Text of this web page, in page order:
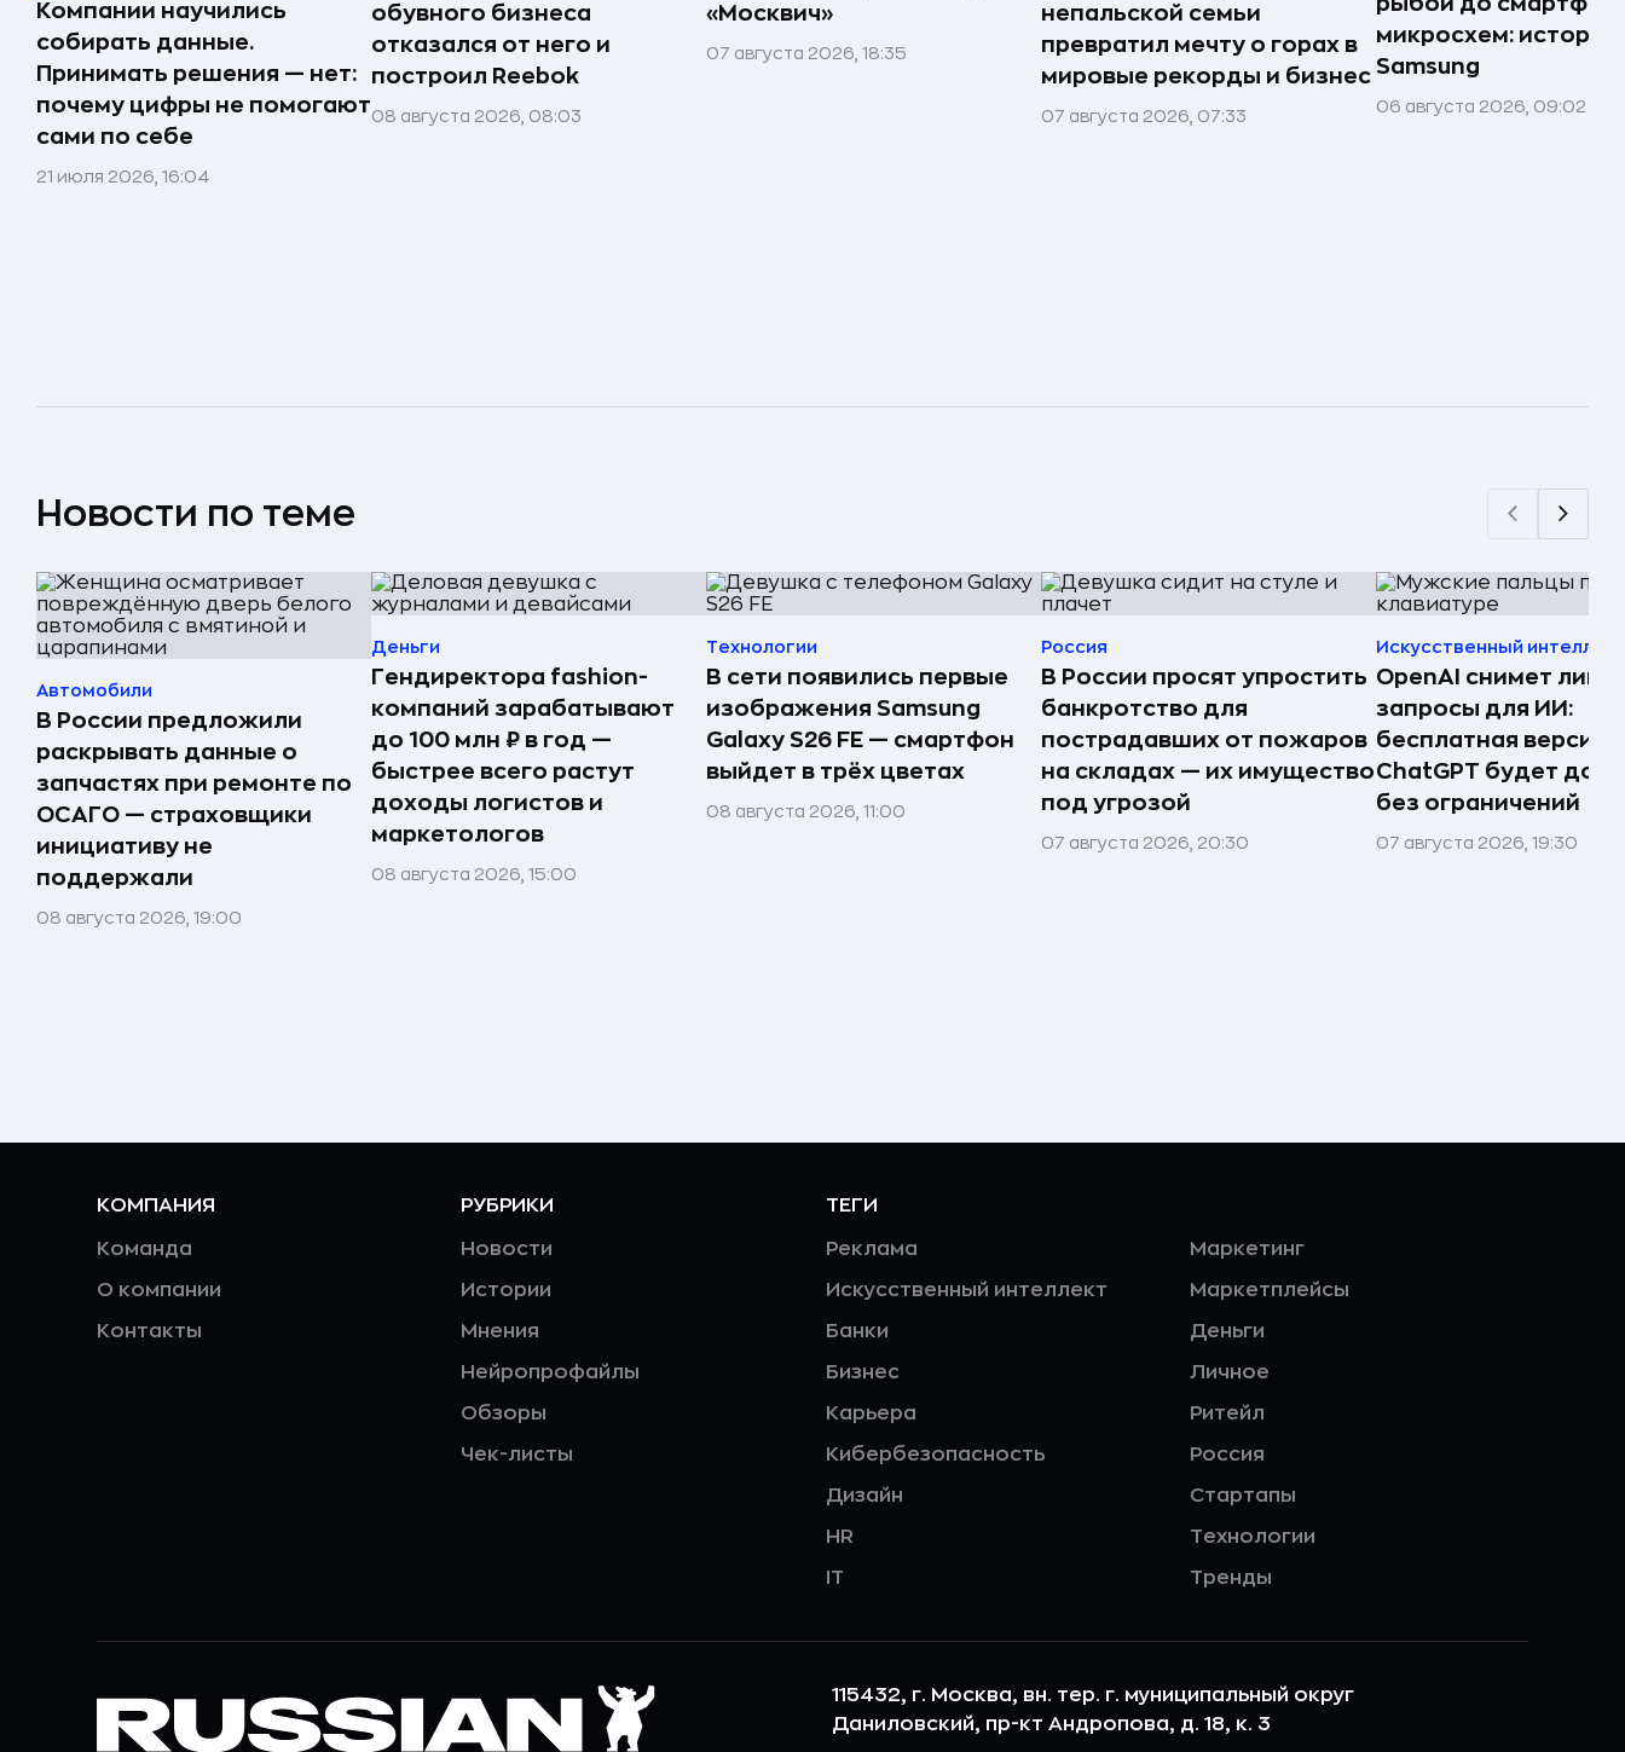
Компании научились
собирать данные.
Принимать решения — нет:
почему цифры не помогают
сами по себе
21 июля 2026, 16:04
обувного бизнеса
отказался от него и
построил Reebok
08 августа 2026, 08:03
«Москвич»
07 августа 2026, 18:35
непальской семьи
превратил мечту о горах в
мировые рекорды и бизнес
07 августа 2026, 07:33
микросхем: история
Samsung
06 августа 2026, 09:02
Новости по теме
Автомобили
В России предложили
раскрывать данные о
запчастях при ремонте по
ОСАГО — страховщики
инициативу не
поддержали
08 августа 2026, 19:00
Деньги
Гендиректора fashion-
компаний зарабатывают
до 100 млн ₽ в год —
быстрее всего растут
доходы логистов и
маркетологов
08 августа 2026, 15:00
Технологии
В сети появились первые
изображения Samsung
Galaxy S26 FE — смартфон
выйдет в трёх цветах
08 августа 2026, 11:00
Россия
В России просят упростить
банкротство для
пострадавших от пожаров
на складах — их имущество
под угрозой
07 августа 2026, 20:30
Искусственный
OpenAI снимет
запросы для ИИ:
бесплатная версия
ChatGPT будет
без ограничений
07 августа 2026, 19:30
КОМПАНИЯ
Команда
О компании
Контакты
РУБРИКИ
Новости
Истории
Мнения
Нейропрофайлы
Обзоры
Чек-листы
ТЕГИ
Реклама
Искусственный интеллект
Банки
Бизнес
Карьера
Кибербезопасность
Дизайн
HR
IT
Маркетинг
Маркетплейсы
Деньги
Личное
Ритейл
Россия
Стартапы
Технологии
Тренды
115432, г. Москва, вн. тер. г. муниципальный округ
Даниловский, пр-кт Андропова, д. 18, к. 3